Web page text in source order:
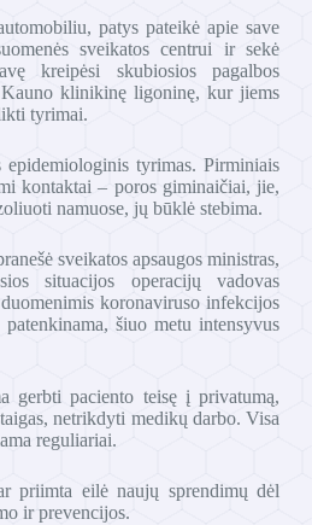
patys pateikė apie save
sveikatos centrui ir sekė
kreipėsi skubiosios pagalbos
klinikinę ligoninę, kur jiems
tyrimai.
tyrimas. Pirminiais
kontaktai – poros giminaičiai, jie,
namuose, jų būklė stebima.
sveikatos apsaugos ministras,
situacijos operacijų vadovas
koronaviruso infekcijos
šiuo metu intensyvus
gerbti paciento teisę į privatumą,
netrikdyti medikų darbo. Visa
reguliariai.
priimta eilė naujų sprendimų dėl
ir prevencijos.